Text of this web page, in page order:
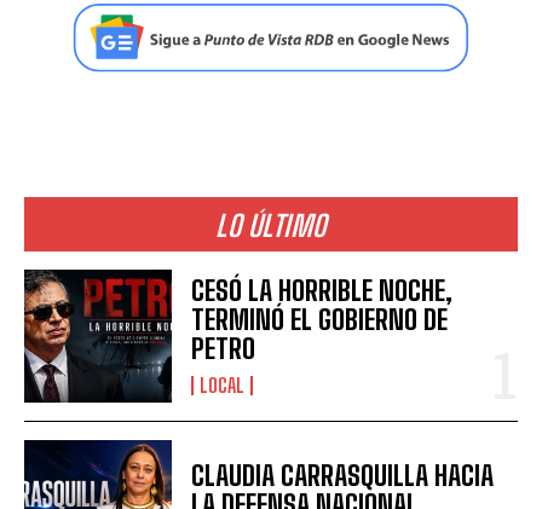
LO ÚLTIMO
CESÓ LA HORRIBLE NOCHE,
TERMINÓ EL GOBIERNO DE
PETRO
LOCAL
CLAUDIA CARRASQUILLA HACIA